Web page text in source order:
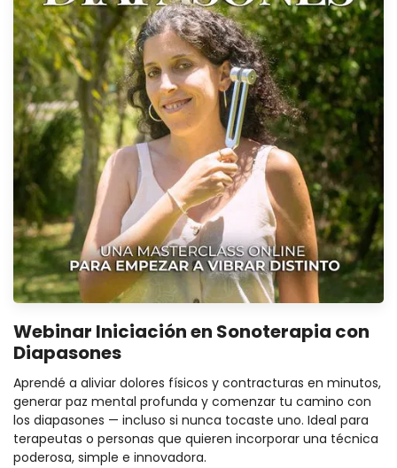
Webinar Iniciación en Sonoterapia con
Diapasones
Aprendé a aliviar dolores físicos y contracturas en minutos,
generar paz mental profunda y comenzar tu camino con
los diapasones — incluso si nunca tocaste uno. Ideal para
terapeutas o personas que quieren incorporar una técnica
poderosa, simple e innovadora.